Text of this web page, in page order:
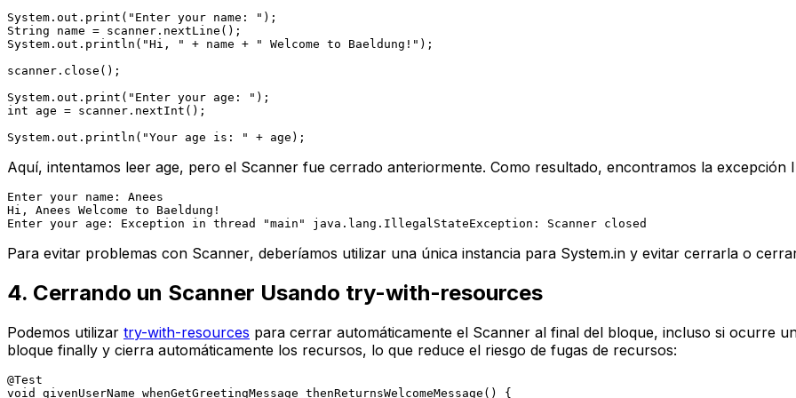
System.out.print( "Enter your name: "
String
name = scanner.nextLine();
System.out.println( "Hi, " + name + " Welcome to Baeldung!" );
scanner.close();
System.out.print( "Enter your age: "
int
age = scanner.nextInt();
System.out.println( "Your age is: "
Aquí, intentamos leer age, pero el Scanner fue cerrado anteriormente. Como resultado, encontramos la excepción
Enter your name: Anees
Hi, Anees Welcome to Baeldung!
Para evitar problemas con Scanner, deberíamos utilizar una única instancia para System.in y evitar cerrarla o
4. Cerrando un Scanner Usando try-with-resources
Podemos utilizar try-with-resources para cerrar automáticamente el Scanner al final del bloque, incluso si ocurre
bloque finally y cierra automáticamente los recursos, lo que reduce el riesgo de fugas de recursos:
@Test
void
givenUserName_whenGetGreetingMessage_thenReturnsWelcomeMessage () {